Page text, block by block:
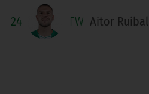
24 FW Aitor Ruibal